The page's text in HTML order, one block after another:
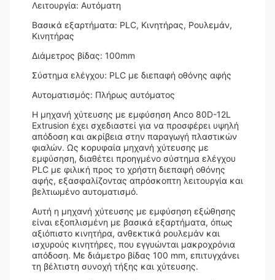
Λειτουργία: Αυτόματη
Βασικά εξαρτήματα: PLC, Κινητήρας, Ρουλεμάν,
Κινητήρας
Διάμετρος βίδας: 100mm
Σύστημα ελέγχου: PLC με διεπαφή οθόνης αφής
Αυτοματισμός: Πλήρως αυτόματος
Η μηχανή χύτευσης με εμφύσηση Anco 80D-12L
Extrusion έχει σχεδιαστεί για να προσφέρει υψηλή
απόδοση και ακρίβεια στην παραγωγή πλαστικών
φιαλών. Ως κορυφαία μηχανή χύτευσης με
εμφύσηση, διαθέτει προηγμένο σύστημα ελέγχου
PLC με φιλική προς το χρήστη διεπαφή οθόνης
αφής, εξασφαλίζοντας απρόσκοπτη λειτουργία και
βελτιωμένο αυτοματισμό.
Αυτή η μηχανή χύτευσης με εμφύσηση εξώθησης
είναι εξοπλισμένη με βασικά εξαρτήματα, όπως
αξιόπιστο κινητήρα, ανθεκτικά ρουλεμάν και
ισχυρούς κινητήρες, που εγγυώνται μακροχρόνια
απόδοση. Με διάμετρο βίδας 100 mm, επιτυγχάνει
τη βέλτιστη συνοχή τήξης και χύτευσης.